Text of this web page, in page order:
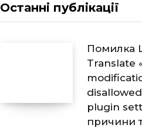
Останні публікації
Помилка
Translate
plugin
причини